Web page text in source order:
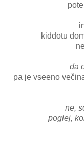
kiddotu
da
pa je vseeno
ne,
poglej,